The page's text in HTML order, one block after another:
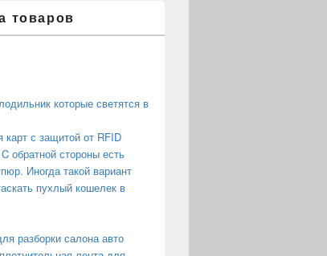
товаров
которые светятся в
с защитой от RFID
обратной стороны есть
Иногда такой вариант
пухлый кошелек в
разборки салона авто